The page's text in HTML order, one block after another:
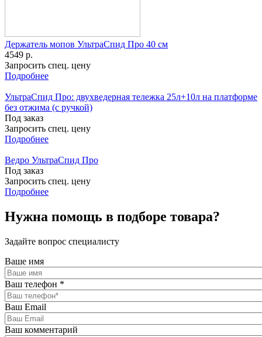
Держатель мопов УльтраСпид Про 40 см
4549 р.
Запросить спец. цену
Подробнее
УльтраСпид Про: двухведерная тележка 25л+10л на платформе
без отжима (с ручкой)
Под заказ
Запросить спец. цену
Подробнее
Ведро УльтраСпид Про
Под заказ
Запросить спец. цену
Подробнее
Нужна помощь в подборе товара?
Задайте вопрос специалисту
Ваше имя
Ваш телефон *
Ваш Email
Ваш комментарий